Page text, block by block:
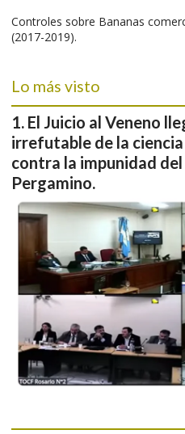
Controles sobre Bananas
(2017-2019).
Lo más visto
El Juicio al Veneno
irrefutable de la
contra la impunidad
Pergamino.